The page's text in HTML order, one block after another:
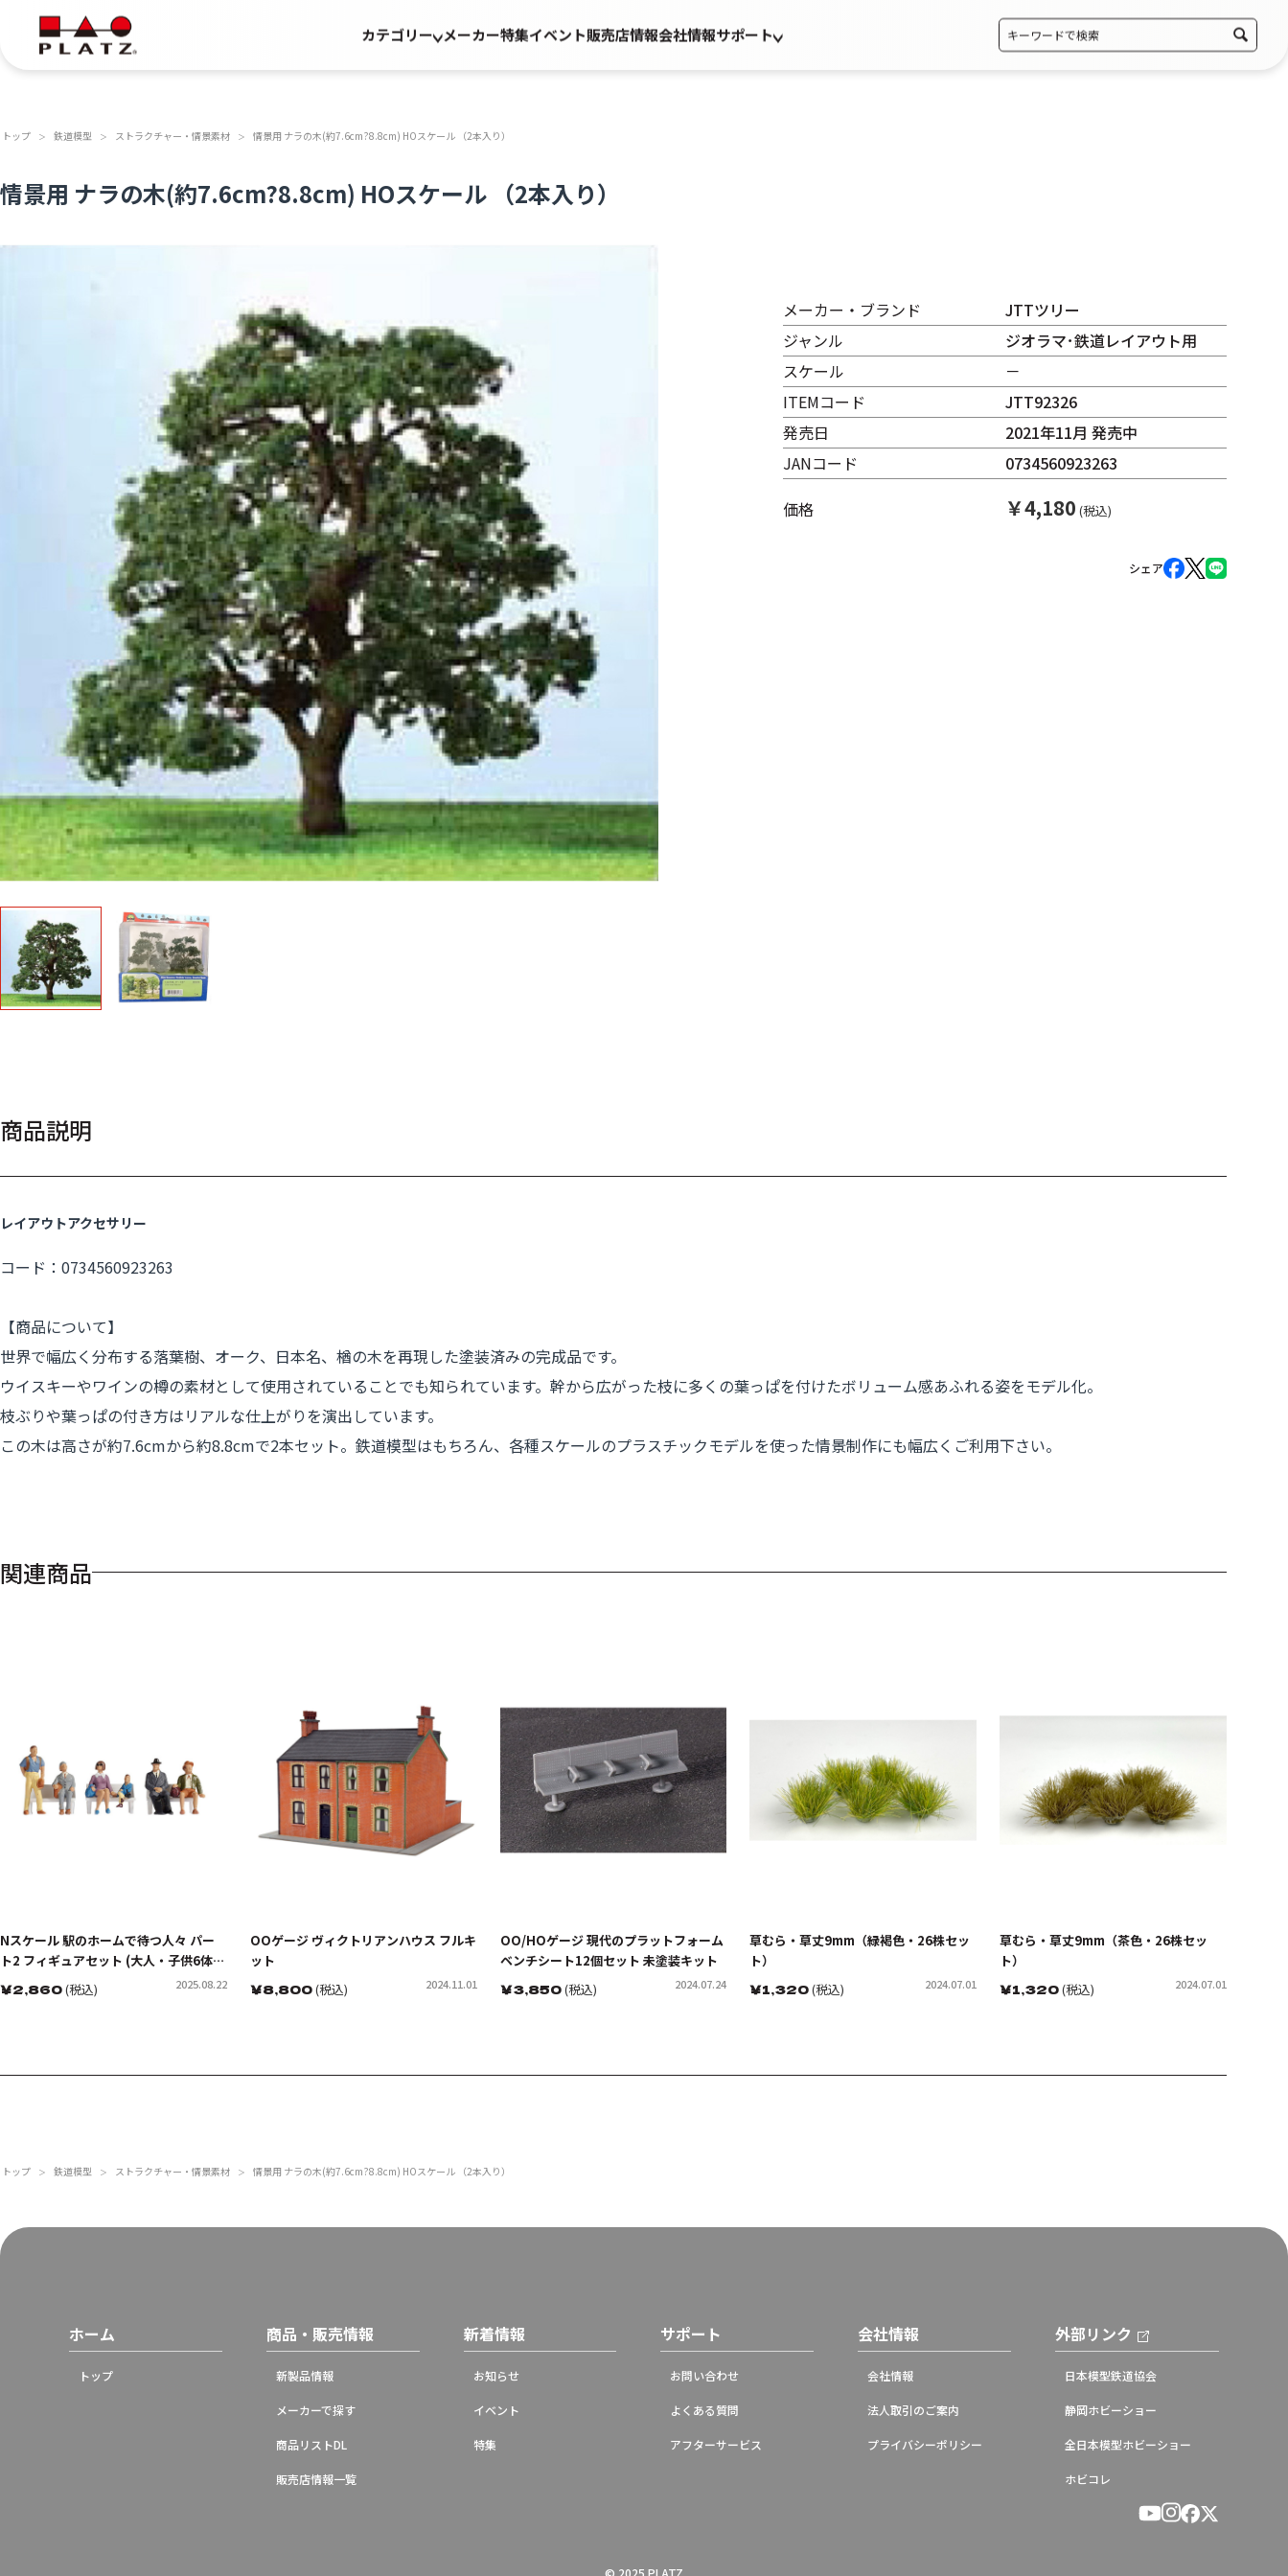
カテゴリー メーカー特集イベント販売店情報会社情報サポート
トップ ＞ 鉄道模型 ＞ ストラクチャー・情景素材 ＞ 情景用 ナラの木(約7.6cm?8.8cm) HOスケール （2本入り）
情景用 ナラの木(約7.6cm?8.8cm) HOスケール （2本入り）
メーカー・ブランド
JTTツリー
ジャンル
ジオラマ･鉄道レイアウト用
スケール
－
ITEMコード
JTT92326
発売日
2021年11月 発売中
JANコード
0734560923263
価格
￥4,180 (税込)
シェア
商品説明
レイアウトアクセサリー
コード：0734560923263
【商品について】
世界で幅広く分布する落葉樹、オーク、日本名、楢の木を再現した塗装済みの完成品です。
ウイスキーやワインの樽の素材として使用されていることでも知られています。幹から広がった枝に多くの葉っぱを付けたボリューム感あふれる姿をモデル化。
枝ぶりや葉っぱの付き方はリアルな仕上がりを演出しています。
この木は高さが約7.6cmから約8.8cmで2本セット。鉄道模型はもちろん、各種スケールのプラスチックモデルを使った情景制作にも幅広くご利用下さい。
関連商品
Nスケール 駅のホームで待つ人々 パー
ト2 フィギュアセット (大人・子供6体入
￥2,860(税込) 2025.08.22
OOゲージ ヴィクトリアンハウス フルキ
ット
￥8,800(税込) 2024.11.01
OO/HOゲージ 現代のプラットフォーム
ベンチシート12個セット 未塗装キット
￥3,850(税込) 2024.07.24
草むら・草丈9mm（緑褐色・26株セッ
ト）
￥1,320(税込) 2024.07.01
草むら・草丈9mm（茶色・26株セッ
ト）
￥1,320(税込) 2024.07.01
トップ ＞ 鉄道模型 ＞ ストラクチャー・情景素材 ＞ 情景用 ナラの木(約7.6cm?8.8cm) HOスケール （2本入り）
ホーム
トップ
商品・販売情報
新製品情報
メーカーで探す
商品リストDL
販売店情報一覧
新着情報
お知らせ
イベント
特集
サポート
お問い合わせ
よくある質問
アフターサービス
会社情報
会社情報
法人取引のご案内
プライバシーポリシー
外部リンク
日本模型鉄道協会
静岡ホビーショー
全日本模型ホビーショー
ホビコレ